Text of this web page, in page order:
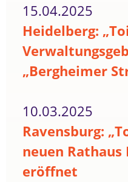
15.04.2025
Heidelberg:
„Bergheimer
10.03.2025
Ravensburg:
neuen
eröffnet